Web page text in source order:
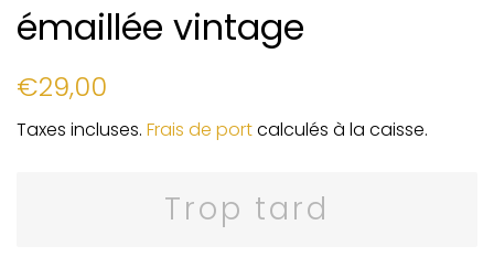
émaillée vintage
Prix
€29,00
Taxes incluses. Frais de portcalculés à la caisse.
Trop tard